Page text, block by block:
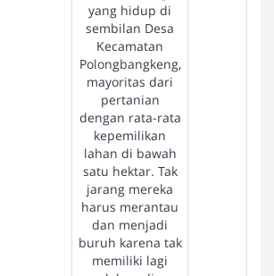
yang hidup di
sembilan Desa
Kecamatan
Polongbangkeng,
mayoritas dari
pertanian
dengan rata-rata
kepemilikan
lahan di bawah
satu hektar. Tak
jarang mereka
harus merantau
dan menjadi
buruh karena tak
memiliki lagi